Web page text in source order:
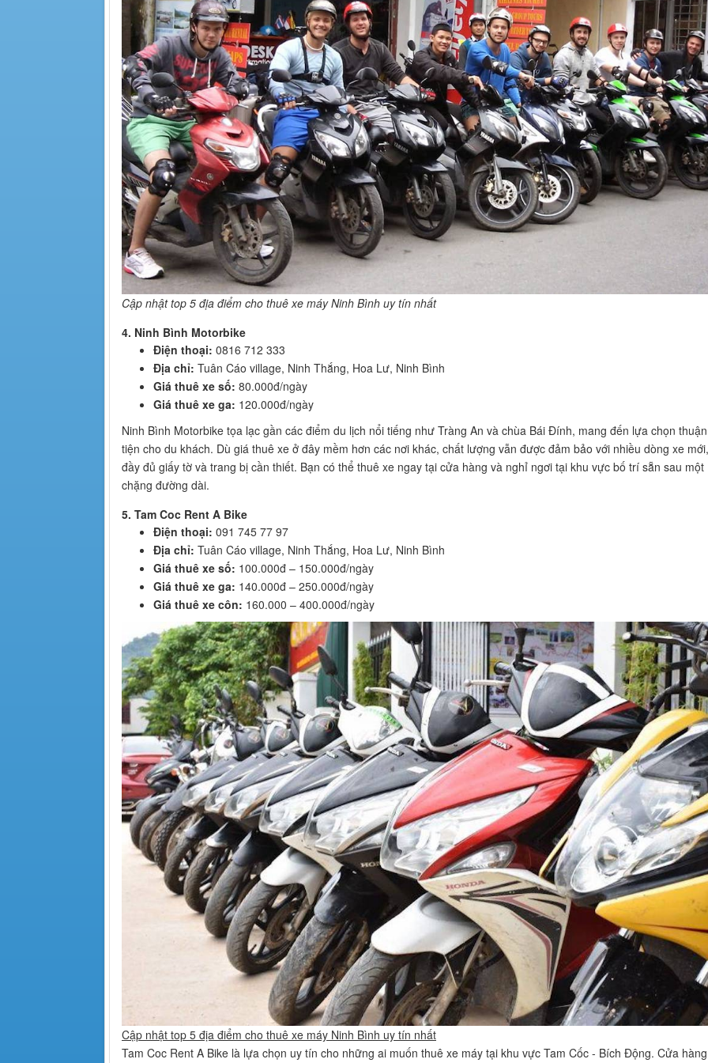
Cập nhật top 5 địa điểm cho thuê xe máy Ninh Bình uy tín nhất
4. Ninh Bình Motorbike
Điện thoại: 0816 712 333
Địa chỉ: Tuân Cáo village, Ninh Thắng, Hoa Lư, Ninh Bình
Giá thuê xe số: 80.000đ/ngày
Giá thuê xe ga: 120.000đ/ngày
Ninh Bình Motorbike tọa lạc gần các điểm du lịch nổi tiếng như Tràng An và chùa Bái Đính, mang đến lựa chọn thuận
tiện cho du khách. Dù giá thuê xe ở đây mềm hơn các nơi khác, chất lượng vẫn được đảm bảo với nhiều dòng xe mới,
đầy đủ giấy tờ và trang bị cần thiết. Bạn có thể thuê xe ngay tại cửa hàng và nghỉ ngơi tại khu vực bố trí sẵn sau một
chặng đường dài.
5. Tam Coc Rent A Bike
Điện thoại: 091 745 77 97
Địa chỉ: Tuân Cáo village, Ninh Thắng, Hoa Lư, Ninh Bình
Giá thuê xe số: 100.000đ – 150.000đ/ngày
Giá thuê xe ga: 140.000đ – 250.000đ/ngày
Giá thuê xe côn: 160.000 – 400.000đ/ngày
Cập nhật top 5 địa điểm cho thuê xe máy Ninh Bình uy tín nhất
Tam Coc Rent A Bike là lựa chọn uy tín cho những ai muốn thuê xe máy tại khu vực Tam Cốc - Bích Động. Cửa hàng